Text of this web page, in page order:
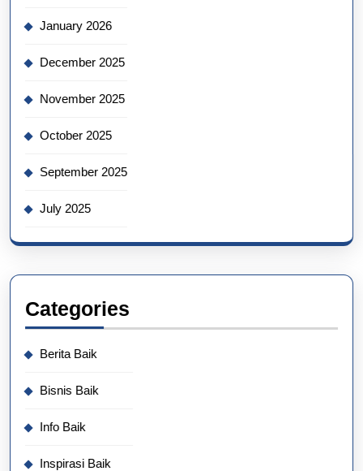
January 2026
December 2025
November 2025
October 2025
September 2025
July 2025
Categories
Berita Baik
Bisnis Baik
Info Baik
Inspirasi Baik